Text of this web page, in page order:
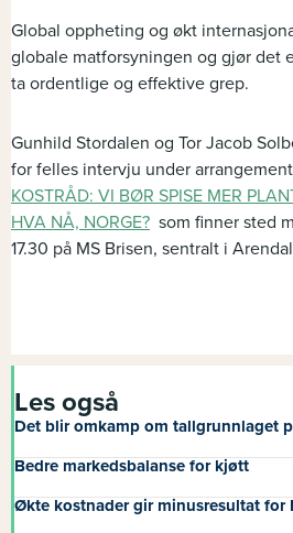
Global oppheting og økt
globale matforsyningen og gjør det
ta ordentlige og effektive grep.
Gunhild Stordalen og Tor Jacob
for felles intervju under
KOSTRÅD: VI BØR SPISE MER
HVA NÅ, NORGE? som finner sted
17.30 på MS Brisen, sentralt i
Les også
Det blir omkamp om tallgrunnlaget
Bedre markedsbalanse for kjøtt
Økte kostnader gir minusresultat for